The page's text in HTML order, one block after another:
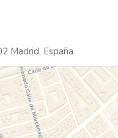
Madrid, España